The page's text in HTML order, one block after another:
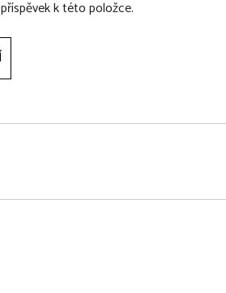
k této položce.